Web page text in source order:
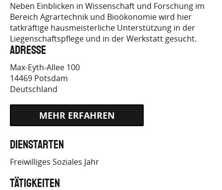
FREIWILLIGENDIENSTE.DE/JOB/4955
Neben Einblicken in Wissenschaft und Forschung im
Bereich Agrartechnik und Bioökonomie wird hier
tatkräftige hausmeisterliche Unterstützung in der
Liegenschaftspflege und in der Werkstatt gesucht.
Adresse
Max-Eyth-Allee 100
14469 Potsdam
Deutschland
FREIWILLIGENDIENSTE.DE/JOB/4955
Dienstarten
Freiwilliges Soziales Jahr
Tätigkeiten